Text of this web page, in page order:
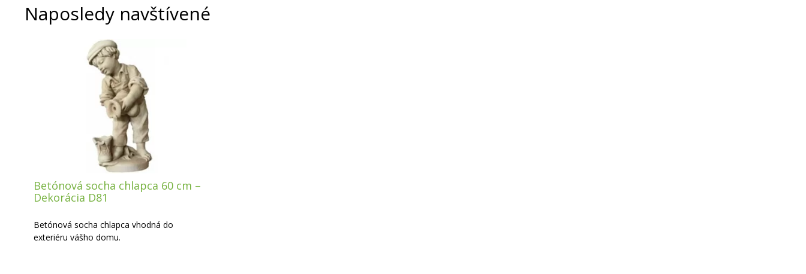
Naposledy navštívené
Betónová socha chlapca 60 cm –
Dekorácia D81
Betónová socha chlapca vhodná do
exteriéru vášho domu.